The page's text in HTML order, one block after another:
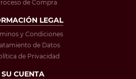
de Compra
LEGAL
y Condiciones
de Datos
de Privacidad
SU CUENTA